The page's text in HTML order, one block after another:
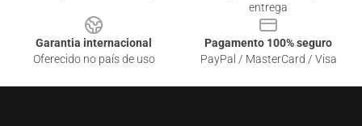
entrega
Garantia internacional
Oferecido no país de uso
Pagamento 100% seguro
PayPal / MasterCard / Visa